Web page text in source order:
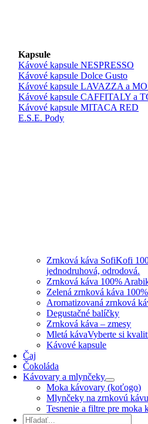
Kapsule
Kávové kapsule NESPRESSO
Kávové kapsule Dolce Gusto
Kávové kapsule LAVAZZA a
Kávové kapsule CAFFITALY a
Kávové kapsule MITACA RED
E.S.E. Pody
Zrnková káva SofiKofi
jednodruhová, odrodová.
Zrnková káva 100%
Zelená zrnková káva
Aromatizovaná zrnková
Degustačné balíčky
Zrnková káva – zmesy
Mletá kávaVyberte si
Kávové kapsule
Čaj
Čokoláda
Kávovary a mlynčeky
Moka kávovary (koťogo)
Mlynčeky na zrnkovú
Tesnenie a filtre pre moka
Hľadať: